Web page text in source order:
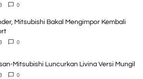
0
Mitsubishi Bakal Mengimpor Kembali
0
Mitsubishi Luncurkan Livina Versi Mungil
0